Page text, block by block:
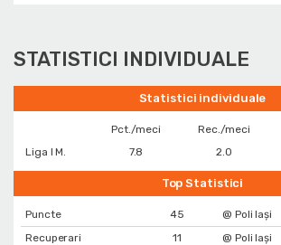
STATISTICI INDIVIDUALE
Statistici individuale
Pct./meci Rec./meci
Liga I M.
7.8 2.0
Top Statistici
Puncte 45 @ Poli Iași
Recuperari
11 @ Poli Iași